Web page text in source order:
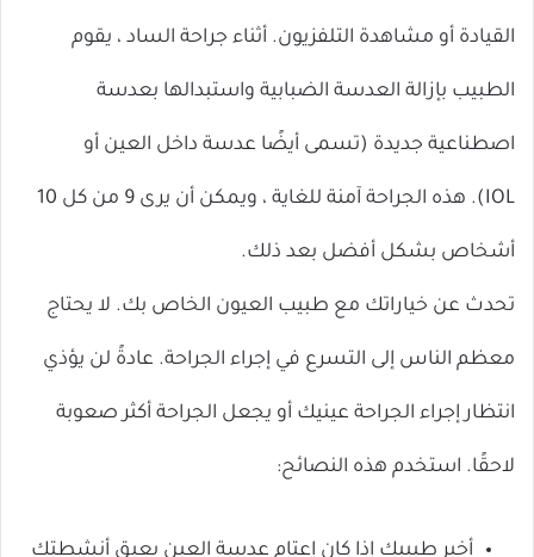
القيادة أو مشاهدة التلفزيون. أثناء جراحة الساد ، يقوم
الطبيب بإزالة العدسة الضبابية واستبدالها بعدسة
اصطناعية جديدة (تسمى أيضًا عدسة داخل العين أو
IOL). هذه الجراحة آمنة للغاية ، ويمكن أن يرى 9 من كل 10
أشخاص بشكل أفضل بعد ذلك.
تحدث عن خياراتك مع طبيب العيون الخاص بك. لا يحتاج
معظم الناس إلى التسرع في إجراء الجراحة. عادةً لن يؤذي
انتظار إجراء الجراحة عينيك أو يجعل الجراحة أكثر صعوبة
لاحقًا. استخدم هذه النصائح:
أخبر طبيبك إذا كان إعتام عدسة العين يعيق أنشطتك